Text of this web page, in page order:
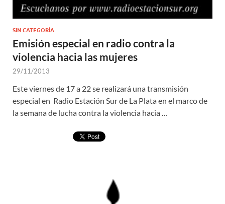
SIN CATEGORÍA
Emisión especial en radio contra la
violencia hacia las mujeres
29/11/2013
Este viernes de 17 a 22 se realizará una transmisión
especial en Radio Estación Sur de La Plata en el marco de
la semana de lucha contra la violencia hacia …